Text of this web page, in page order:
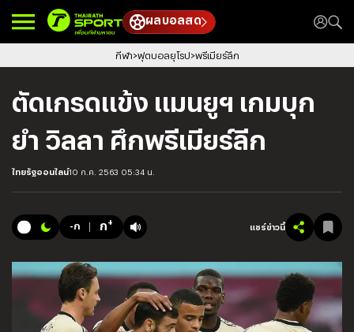
ผลบอลสด
กีฬา ฟุตบอลยุโรป พรีเมียร์ลีก
ตัดเกรดแข้ง แมนยูฯ เกมบุก
ยำ วิลลา ศึกพรีเมียร์ลีก
ไทยรัฐออนไลน์10 ก.ค. 2563 05:34 น.
-ก ก+ แชร์ข่าวนี้